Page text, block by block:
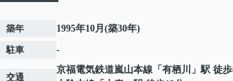
築年 1995年10月(築30年)
駐車 -
交通
京福電気鉄道嵐山本線 「 有栖川
」駅 徒